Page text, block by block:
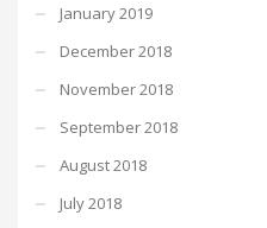
January 2019
December 2018
November 2018
September 2018
August 2018
July 2018